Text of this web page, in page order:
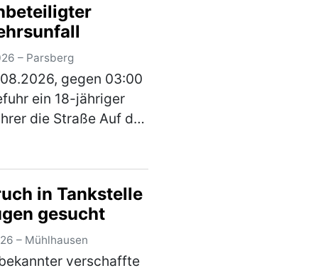
Hinter ihr fuhr eine
14-Jährige auch mit
Scoote…(mehr)
– Parsberg
gegen 03:00
ein 18-jähriger
die Straße Auf der
einem geparkten
Das …
in Tankstelle
gesucht
– Mühlhausen
verschaffte